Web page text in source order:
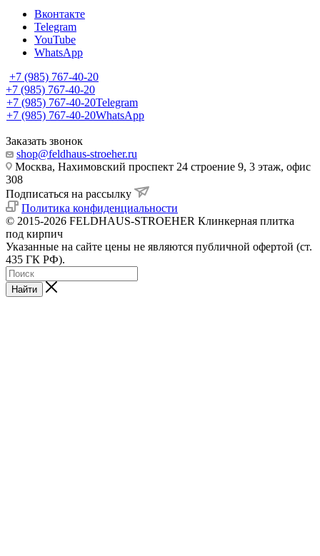
Вконтакте
Telegram
YouTube
WhatsApp
+7 (985) 767-40-20
+7 (985) 767-40-20
+7 (985) 767-40-20Telegram
+7 (985) 767-40-20WhatsApp
Заказать звонок
shop@feldhaus-stroeher.ru
Москва, Нахимовский проспект 24 строение 9, 3 этаж, офис
308
Подписаться на рассылку
Политика конфиденциальности
© 2015-2026 FELDHAUS-STROEHER Клинкерная плитка
под кирпич
Указанные на сайте цены не являются публичной офертой (ст.
435 ГК РФ).
Найти